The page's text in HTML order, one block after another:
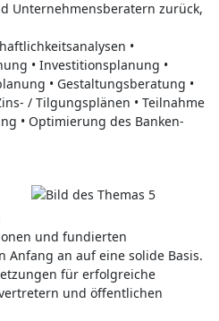
Unternehmensberatern zurück,
•
• Investitionsplanung •
• Gestaltungsberatung •
/ Tilgungsplänen • Teilnahme
• Optimierung des Banken-
und fundierten
an auf eine solide Basis.
für erfolgreiche
und öffentlichen